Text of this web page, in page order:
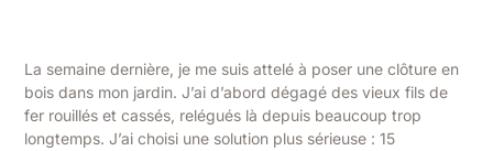
La semaine dernière, je me suis attelé à poser une clôture en
bois dans mon jardin. J’ai d’abord dégagé des vieux fils de
fer rouillés et cassés, relégués là depuis beaucoup trop
longtemps. J’ai choisi une solution plus sérieuse : 15